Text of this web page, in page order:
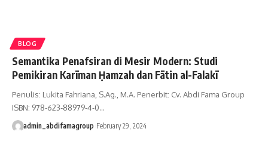
BLOG
Semantika Penafsiran di Mesir Modern: Studi
Pemikiran Karīman Ḥamzah dan Fātin al-Falakī
Penulis: Lukita Fahriana, S.Ag., M.A. Penerbit: Cv. Abdi Fama Group
ISBN: 978-623-88979-4-0…
admin_abdifamagroup February 29, 2024